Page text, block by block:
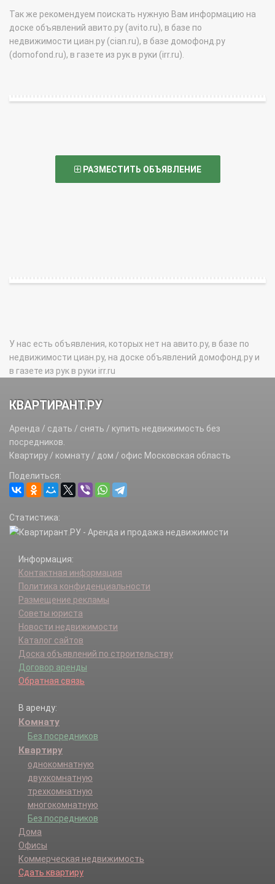
Так же рекомендуем поискать нужную Вам информацию на
доске объявлений авито.ру (avito.ru), в базе по
недвижимости циан.ру (cian.ru), в базе домофонд.ру
(domofond.ru), в газете из рук в руки (irr.ru).
РАЗМЕСТИТЬ ОБЪЯВЛЕНИЕ
У нас есть объявления, которых нет на авито.ру, в базе по
недвижимости циан.ру, на доске объявлений домофонд.ру и
в газете из рук в руки irr.ru
КВАРТИРАНТ.РУ
Аренда / сдать / снять / купить недвижимость без
посредников.
Квартиру / комнату / дом / офис Московская область
Поделиться:
Статистика:
Информация:
Контактная информация
Политика конфиденциальности
Размещение рекламы
Советы юриста
Новости недвижимости
Каталог сайтов
Доска объявлений по строительству
Договор аренды
Обратная связь
В аренду:
Комнату
Без посредников
Квартиру
однокомнатную
двухкомнатную
трехкомнатную
многокомнатную
Без посредников
Дома
Офисы
Коммерческая недвижимость
Сдать квартиру